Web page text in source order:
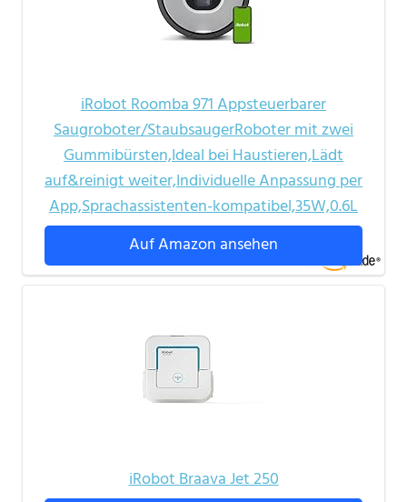
iRobot Roomba 971 Appsteuerbarer
Saugroboter/StaubsaugerRoboter mit zwei
Gummibürsten,Ideal bei Haustieren,Lädt
auf&reinigt weiter,Individuelle Anpassung per
App,Sprachassistenten-kompatibel,35W,0.6L
Auf Amazon ansehen
iRobot Braava Jet 250